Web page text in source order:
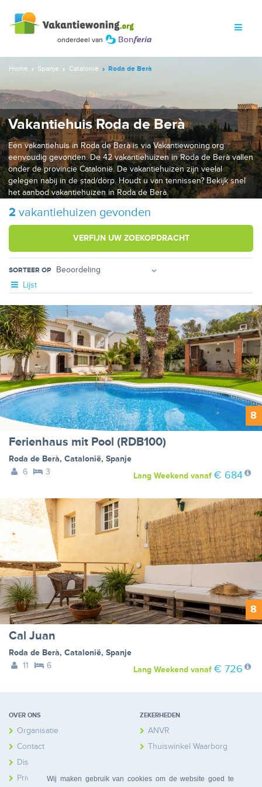
Wij maken gebruik van cookies om de website goed te
Home Spanje Catalonië Roda de Berà
Vakantiehuis Roda de Berà
Een vakantiehuis in Roda de Berà is via Vakantiewoning.org
eenvoudig gevonden. De 42 vakantiehuizen in Roda de Berà vallen
onder de provincie Catalonië. De vakantiehuizen zijn veelal
gelegen nabij in de stad/dorp. Houdt u van tennissen? Bekijk snel
het aanbod vakantiehuizen in Roda de Berà.
2 vakantiehuizen gevonden
VERFIJN UW ZOEKOPDRACHT
SORTEER OP
Lijst
8
Ferienhaus mit Pool (RDB100)
Roda de Berà, Catalonië, Spanje
6
3 Lang Weekendvanaf € 684
8
Cal Juan
Roda de Berà, Catalonië, Spanje
11
6 Lang Weekendvanaf € 726
OVER ONS
Organisatie
Contact
Disclaimer
Privacy
ZEKERHEDEN
ANVR
Thuiswinkel Waarborg